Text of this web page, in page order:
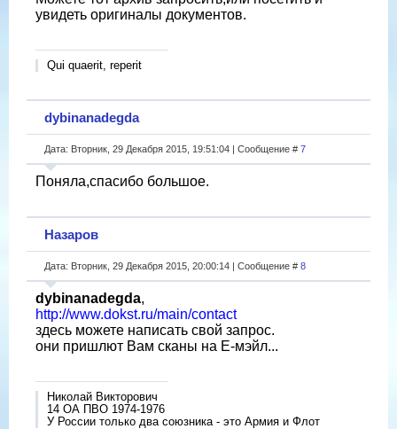
увидеть оригиналы документов.
Qui quaerit, reperit
dybinanadegda
Дата: Вторник, 29 Декабря 2015, 19:51:04 | Сообщение # 7
Поняла,спасибо большое.
Назаров
Дата: Вторник, 29 Декабря 2015, 20:00:14 | Сообщение # 8
dybinanadegda,
http://www.dokst.ru/main/contact
здесь можете написать свой запрос.
они пришлют Вам сканы на Е-мэйл...
Николай Викторович
14 ОА ПВО 1974-1976
У России только два союзника - это Армия и Флот